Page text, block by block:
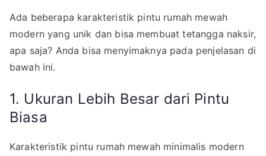
Ada beberapa karakteristik pintu rumah mewah
modern yang unik dan bisa membuat tetangga naksir,
apa saja? Anda bisa menyimaknya pada penjelasan di
bawah ini.
1. Ukuran Lebih Besar dari Pintu
Biasa
Karakteristik pintu rumah mewah minimalis modern